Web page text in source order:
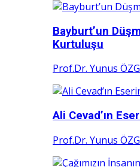
Bayburt’un
Kurtuluşu
Prof.Dr. Yunus
Ali Cevad’ın
Prof.Dr. Yunus